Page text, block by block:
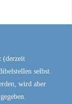
(derzeit
selbst.
wird aber